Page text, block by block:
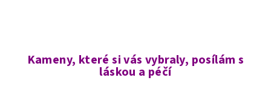
Kameny, které si vás vybraly, posílám s
láskou a péčí